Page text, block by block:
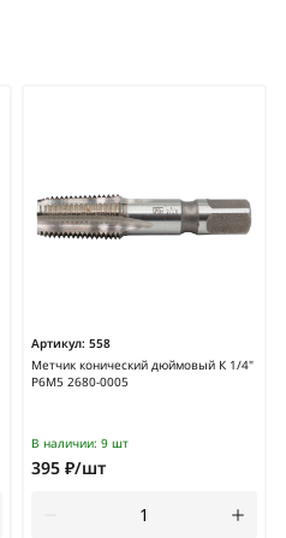
Артикул: 558
Метчик конический дюймовый К 1/4"
Р6М5 2680-0005
В наличии: 9 шт
395 ₽/шт